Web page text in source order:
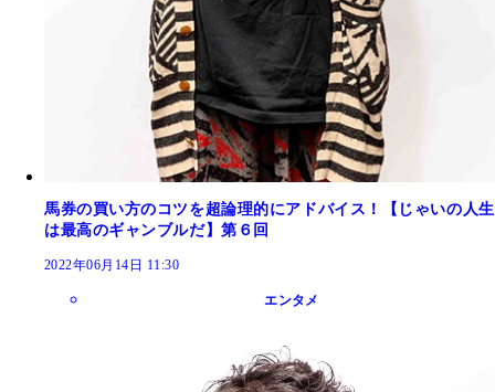
馬券の買い方のコツを超論理的にアドバイス！【じゃいの人生
は最高のギャンブルだ】第６回
2022年06月14日 11:30
エンタメ